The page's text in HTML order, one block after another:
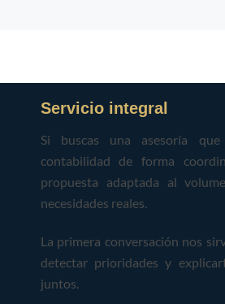
Servicio integral
Si buscas una asesoría
contabilidad de forma
propuesta adaptada al
necesidades reales.
La primera conversación nos
detectar prioridades y
juntos.